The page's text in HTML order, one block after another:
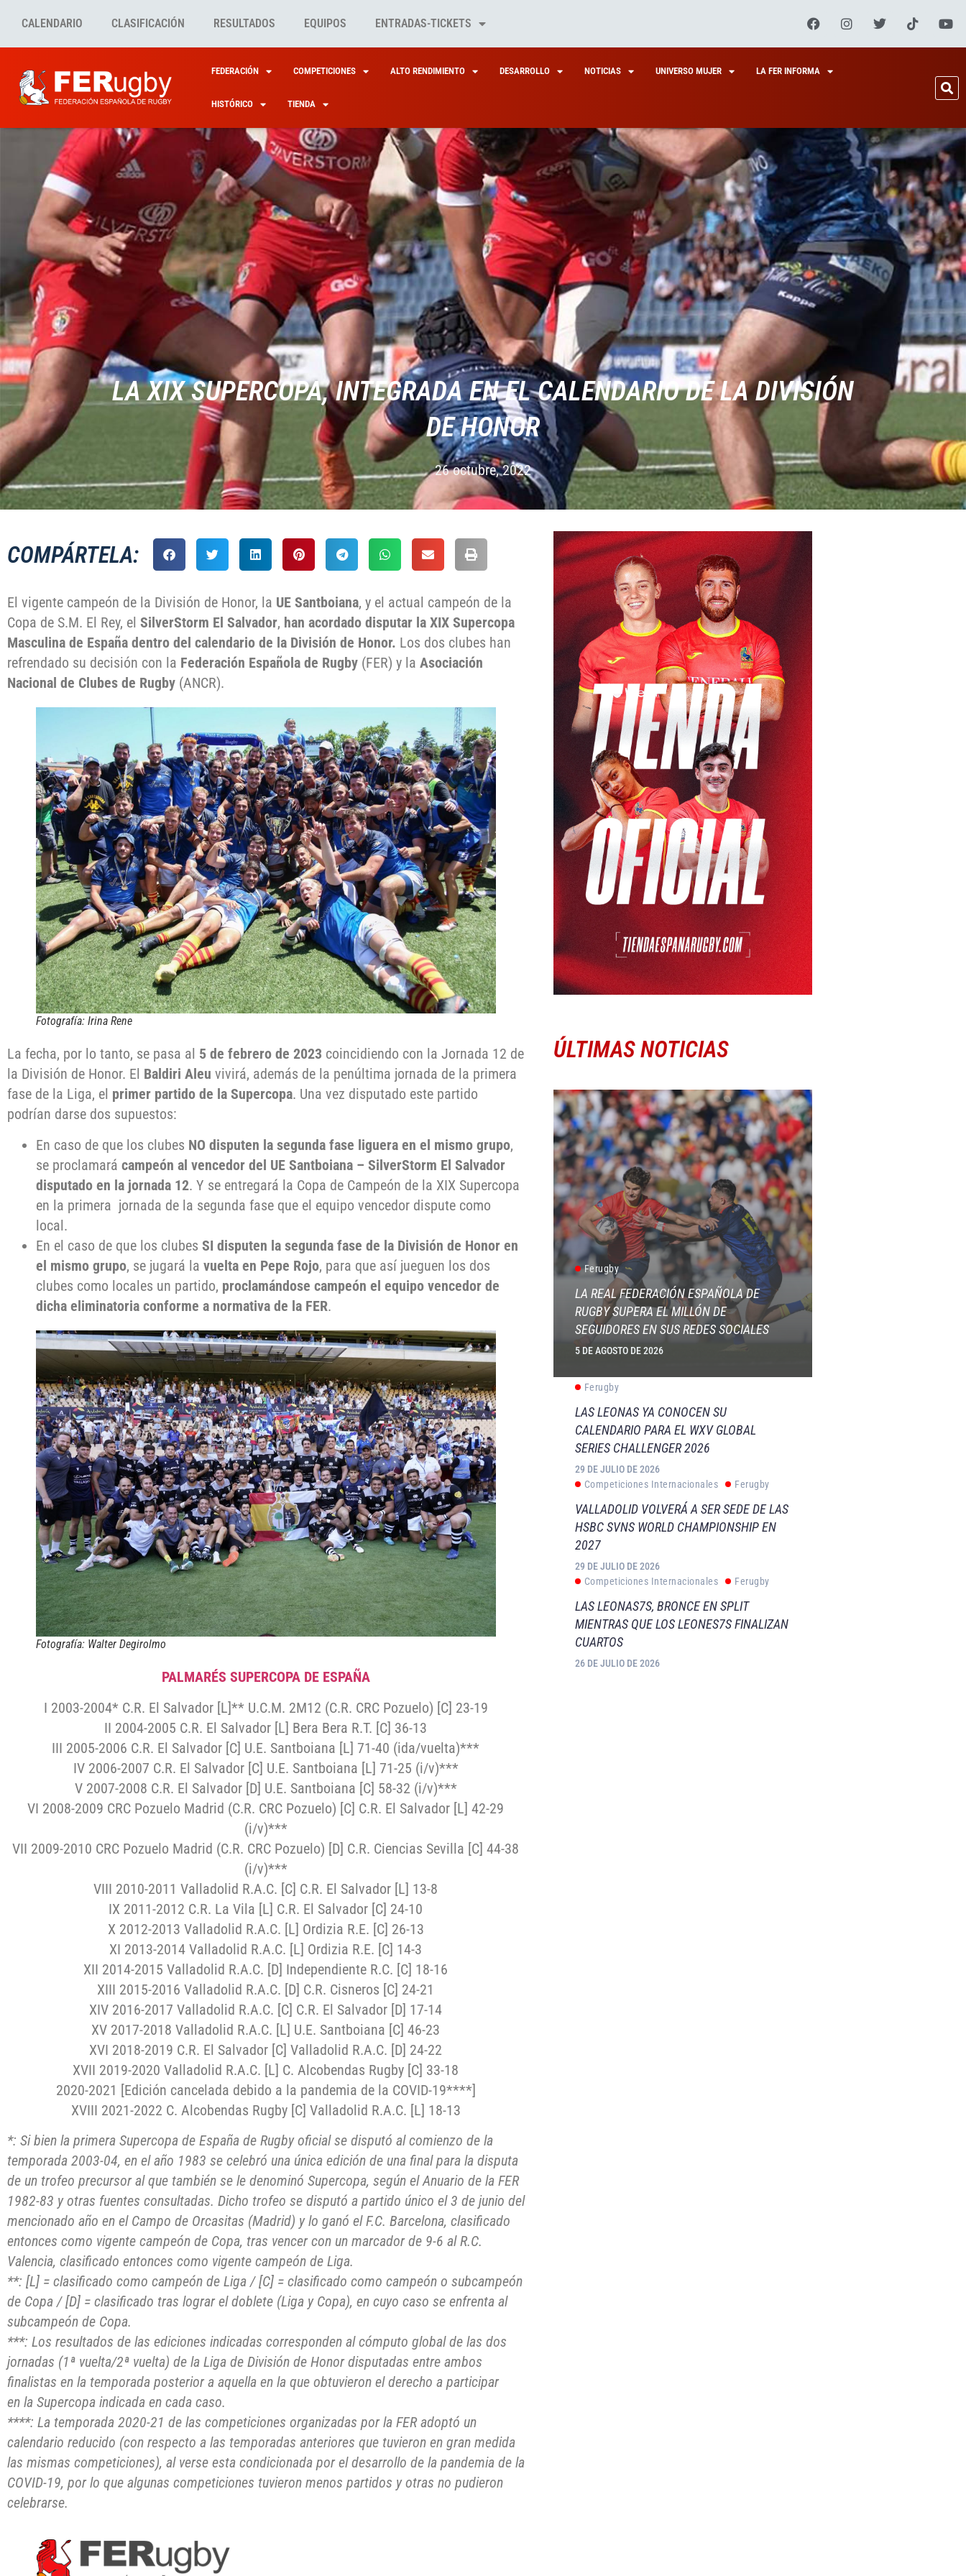
CALENDARIO CLASIFICACIÓN RESULTADOS EQUIPOS ENTRADAS-TICKETS
FEDERACIÓN COMPETICIONES ALTO RENDIMIENTO DESARROLLO NOTICIAS UNIVERSO MUJER LA FER INFORMA
HISTÓRICO TIENDA
LA XIX SUPERCOPA, INTEGRADA EN EL CALENDARIO DE LA DIVISIÓN
DE HONOR
26 octubre, 2022
COMPÁRTELA:
El vigente campeón de la División de Honor, la UE Santboiana, y el actual campeón de la
Copa de S.M. El Rey, el SilverStorm El Salvador, han acordado disputar la XIX Supercopa
Masculina de España dentro del calendario de la División de Honor. Los dos clubes han
refrendado su decisión con la Federación Española de Rugby (FER) y la Asociación
Nacional de Clubes de Rugby (ANCR).
Fotografía: Irina Rene
La fecha, por lo tanto, se pasa al 5 de febrero de 2023 coincidiendo con la Jornada 12 de
la División de Honor. El Baldiri Aleu vivirá, además de la penúltima jornada de la primera
fase de la Liga, el primer partido de la Supercopa. Una vez disputado este partido
podrían darse dos supuestos:
En caso de que los clubes NO disputen la segunda fase liguera en el mismo grupo,
se proclamará campeón al vencedor del UE Santboiana – SilverStorm El Salvador
disputado en la jornada 12. Y se entregará la Copa de Campeón de la XIX Supercopa
en la primera jornada de la segunda fase que el equipo vencedor dispute como
local.
En el caso de que los clubes SI disputen la segunda fase de la División de Honor en
el mismo grupo, se jugará la vuelta en Pepe Rojo, para que así jueguen los dos
clubes como locales un partido, proclamándose campeón el equipo vencedor de
dicha eliminatoria conforme a normativa de la FER.
Fotografía: Walter Degirolmo
PALMARÉS SUPERCOPA DE ESPAÑA
I 2003-2004* C.R. El Salvador [L]** U.C.M. 2M12 (C.R. CRC Pozuelo) [C] 23-19
II 2004-2005 C.R. El Salvador [L] Bera Bera R.T. [C] 36-13
III 2005-2006 C.R. El Salvador [C] U.E. Santboiana [L] 71-40 (ida/vuelta)***
IV 2006-2007 C.R. El Salvador [C] U.E. Santboiana [L] 71-25 (i/v)***
V 2007-2008 C.R. El Salvador [D] U.E. Santboiana [C] 58-32 (i/v)***
VI 2008-2009 CRC Pozuelo Madrid (C.R. CRC Pozuelo) [C] C.R. El Salvador [L] 42-29
(i/v)***
VII 2009-2010 CRC Pozuelo Madrid (C.R. CRC Pozuelo) [D] C.R. Ciencias Sevilla [C] 44-38
(i/v)***
VIII 2010-2011 Valladolid R.A.C. [C] C.R. El Salvador [L] 13-8
IX 2011-2012 C.R. La Vila [L] C.R. El Salvador [C] 24-10
X 2012-2013 Valladolid R.A.C. [L] Ordizia R.E. [C] 26-13
XI 2013-2014 Valladolid R.A.C. [L] Ordizia R.E. [C] 14-3
XII 2014-2015 Valladolid R.A.C. [D] Independiente R.C. [C] 18-16
XIII 2015-2016 Valladolid R.A.C. [D] C.R. Cisneros [C] 24-21
XIV 2016-2017 Valladolid R.A.C. [C] C.R. El Salvador [D] 17-14
XV 2017-2018 Valladolid R.A.C. [L] U.E. Santboiana [C] 46-23
XVI 2018-2019 C.R. El Salvador [C] Valladolid R.A.C. [D] 24-22
XVII 2019-2020 Valladolid R.A.C. [L] C. Alcobendas Rugby [C] 33-18
2020-2021 [Edición cancelada debido a la pandemia de la COVID-19****]
XVIII 2021-2022 C. Alcobendas Rugby [C] Valladolid R.A.C. [L] 18-13
*: Si bien la primera Supercopa de España de Rugby oficial se disputó al comienzo de la
temporada 2003-04, en el año 1983 se celebró una única edición de una final para la disputa
de un trofeo precursor al que también se le denominó Supercopa, según el Anuario de la FER
1982-83 y otras fuentes consultadas. Dicho trofeo se disputó a partido único el 3 de junio del
mencionado año en el Campo de Orcasitas (Madrid) y lo ganó el F.C. Barcelona, clasificado
entonces como vigente campeón de Copa, tras vencer con un marcador de 9-6 al R.C.
Valencia, clasificado entonces como vigente campeón de Liga.
**: [L] = clasificado como campeón de Liga / [C] = clasificado como campeón o subcampeón
de Copa / [D] = clasificado tras lograr el doblete (Liga y Copa), en cuyo caso se enfrenta al
subcampeón de Copa.
***: Los resultados de las ediciones indicadas corresponden al cómputo global de las dos
jornadas (1ª vuelta/2ª vuelta) de la Liga de División de Honor disputadas entre ambos
finalistas en la temporada posterior a aquella en la que obtuvieron el derecho a participar
en la Supercopa indicada en cada caso.
****: La temporada 2020-21 de las competiciones organizadas por la FER adoptó un
calendario reducido (con respecto a las temporadas anteriores que tuvieron en gran medida
las mismas competiciones), al verse esta condicionada por el desarrollo de la pandemia de la
COVID-19, por lo que algunas competiciones tuvieron menos partidos y otras no pudieron
celebrarse.
ÚLTIMAS NOTICIAS
Ferugby
LA REAL FEDERACIÓN ESPAÑOLA DE
RUGBY SUPERA EL MILLÓN DE
SEGUIDORES EN SUS REDES SOCIALES
5 DE AGOSTO DE 2026
Ferugby
LAS LEONAS YA CONOCEN SU
CALENDARIO PARA EL WXV GLOBAL
SERIES CHALLENGER 2026
29 DE JULIO DE 2026
Competiciones Internacionales
Ferugby
VALLADOLID VOLVERÁ A SER SEDE DE LAS
HSBC SVNS WORLD CHAMPIONSHIP EN
2027
29 DE JULIO DE 2026
Competiciones Internacionales
Ferugby
LAS LEONAS7S, BRONCE EN SPLIT
MIENTRAS QUE LOS LEONES7S FINALIZAN
CUARTOS
26 DE JULIO DE 2026